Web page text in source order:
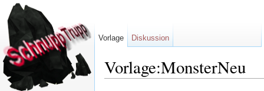
Vorlage:MonsterNeu
Vorlage Diskussion